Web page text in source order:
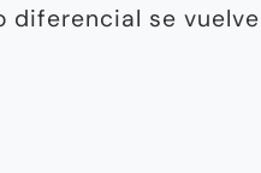
diferencial se